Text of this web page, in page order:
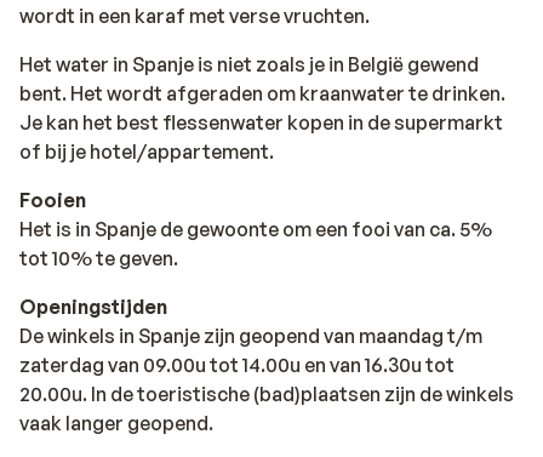
wordt in een karaf met verse vruchten.
Het water in Spanje is niet zoals je in België gewend
bent. Het wordt afgeraden om kraanwater te drinken.
Je kan het best flessenwater kopen in de supermarkt
of bij je hotel/appartement.
Fooien
Het is in Spanje de gewoonte om een fooi van ca. 5%
tot 10% te geven.
Openingstijden
De winkels in Spanje zijn geopend van maandag t/m
zaterdag van 09.00u tot 14.00u en van 16.30u tot
20.00u. In de toeristische (bad)plaatsen zijn de winkels
vaak langer geopend.